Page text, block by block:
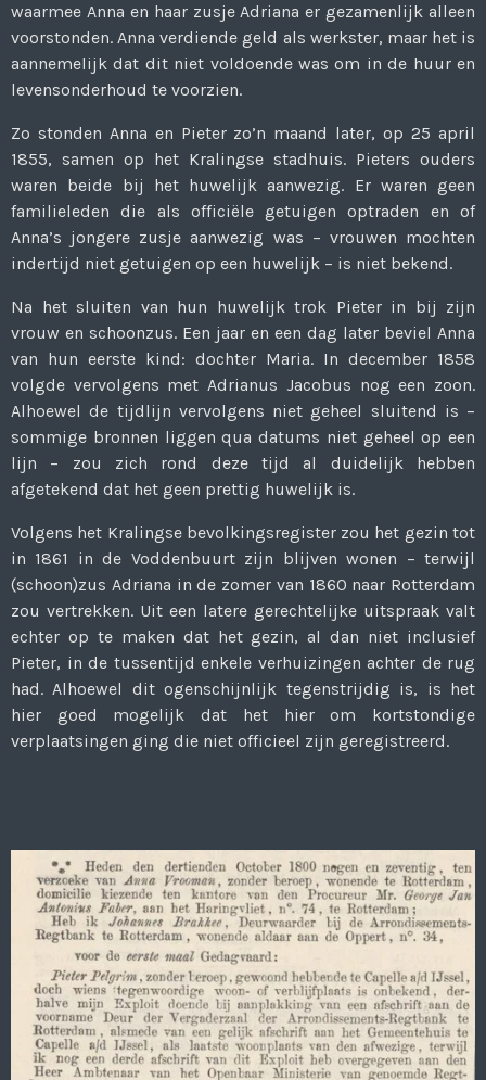
waarmee Anna en haar zusje Adriana er gezamenlijk alleen
voorstonden. Anna verdiende geld als werkster, maar het is
aannemelijk dat dit niet voldoende was om in de huur en
levensonderhoud te voorzien.
Zo stonden Anna en Pieter zo’n maand later, op 25 april
1855, samen op het Kralingse stadhuis. Pieters ouders
waren beide bij het huwelijk aanwezig. Er waren geen
familieleden die als officiële getuigen optraden en of
Anna’s jongere zusje aanwezig was – vrouwen mochten
indertijd niet getuigen op een huwelijk – is niet bekend.
Na het sluiten van hun huwelijk trok Pieter in bij zijn
vrouw en schoonzus. Een jaar en een dag later beviel Anna
van hun eerste kind: dochter Maria. In december 1858
volgde vervolgens met Adrianus Jacobus nog een zoon.
Alhoewel de tijdlijn vervolgens niet geheel sluitend is –
sommige bronnen liggen qua datums niet geheel op een
lijn – zou zich rond deze tijd al duidelijk hebben
afgetekend dat het geen prettig huwelijk is.
Volgens het Kralingse bevolkingsregister zou het gezin tot
in 1861 in de Voddenbuurt zijn blijven wonen – terwijl
(schoon)zus Adriana in de zomer van 1860 naar Rotterdam
zou vertrekken. Uit een latere gerechtelijke uitspraak valt
echter op te maken dat het gezin, al dan niet inclusief
Pieter, in de tussentijd enkele verhuizingen achter de rug
had. Alhoewel dit ogenschijnlijk tegenstrijdig is, is het
hier goed mogelijk dat het hier om kortstondige
verplaatsingen ging die niet officieel zijn geregistreerd.